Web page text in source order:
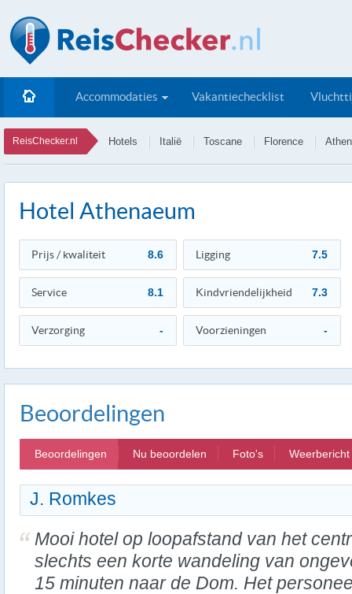
Accommodaties Vakantiechecklist
ReisChecker.nl Hotels Italië Toscane Florence
Hotel Athenaeum
Prijs / kwaliteit 8.6 Ligging 7.5
Service 8.1 Kindvriendelijkheid 7.3
Verzorging - Voorzieningen -
Beoordelingen
Beoordelingen Nu beoordelen Foto's Weerbericht
J. Romkes
Mooi hotel op loopafstand van het
slechts een korte wandeling van
15 minuten naar de Dom. Het